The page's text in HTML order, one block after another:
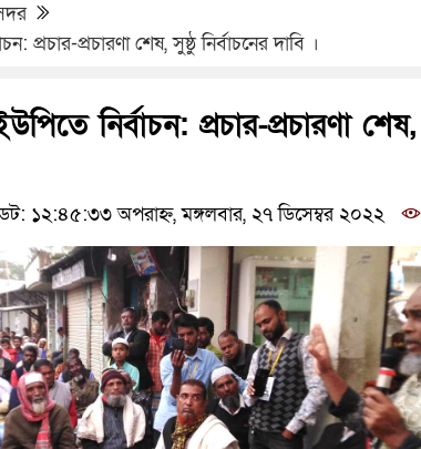
প্রচার-প্রচারণা শেষ, সুষ্ঠু নির্বাচনের দাবি ।
নির্বাচন: প্রচার-প্রচারণা
১২:৪৫:৩৩ অপরাহ্ন, মঙ্গলবার, ২৭ ডিসেম্বর ২০২২